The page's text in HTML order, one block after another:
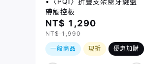
帶觸控板
NT$ 1,290
NT$ 1,990
一般商品 現折 優惠加購